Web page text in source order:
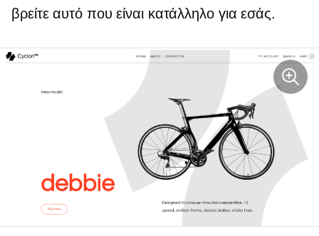
βρείτε αυτό που είναι κατάλληλο για εσάς.